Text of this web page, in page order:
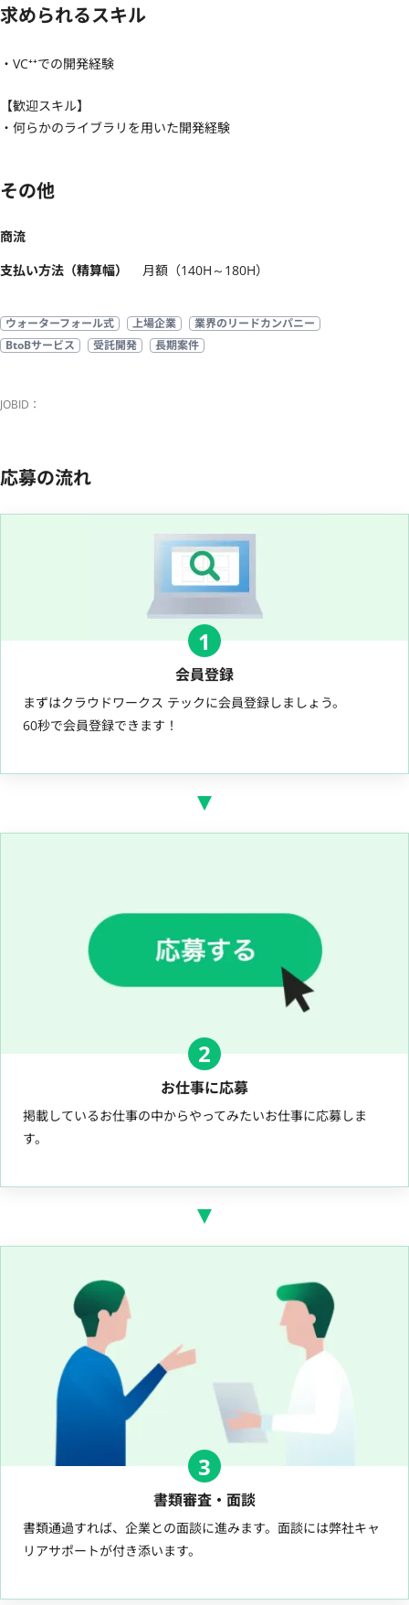
求められるスキル
・VC⁺⁺での開発経験
【歓迎スキル】
・何らかのライブラリを用いた開発経験
その他
商流
支払い方法（精算幅）
月額（140H～180H）
ウォーターフォール式 上場企業
業界のリードカンパニー
BtoBサービス
受託開発 長期案件
JOBID：
応募の流れ
1
会員登録
まずはクラウドワークス テックに会員登録しましょう。
60秒で会員登録できます！
2
お仕事に応募
掲載しているお仕事の中からやってみたいお仕事に応募しま
す。
3
書類審査・面談
書類通過すれば、企業との面談に進みます。面談には弊社キャ
リアサポートが付き添います。